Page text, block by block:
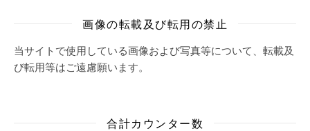
画像の転載及び転用の禁止
当サイトで使用している画像および写真等について、転載及
び転用等はご遠慮願います。
合計カウンター数